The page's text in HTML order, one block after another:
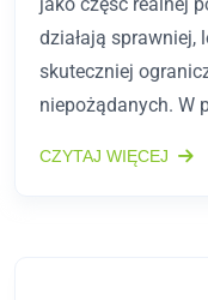
działają sprawniej,
skuteczniej
niepożądanych. W
CZYTAJ WIĘCEJ